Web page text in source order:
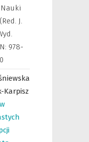
J.
978-
Karpisz